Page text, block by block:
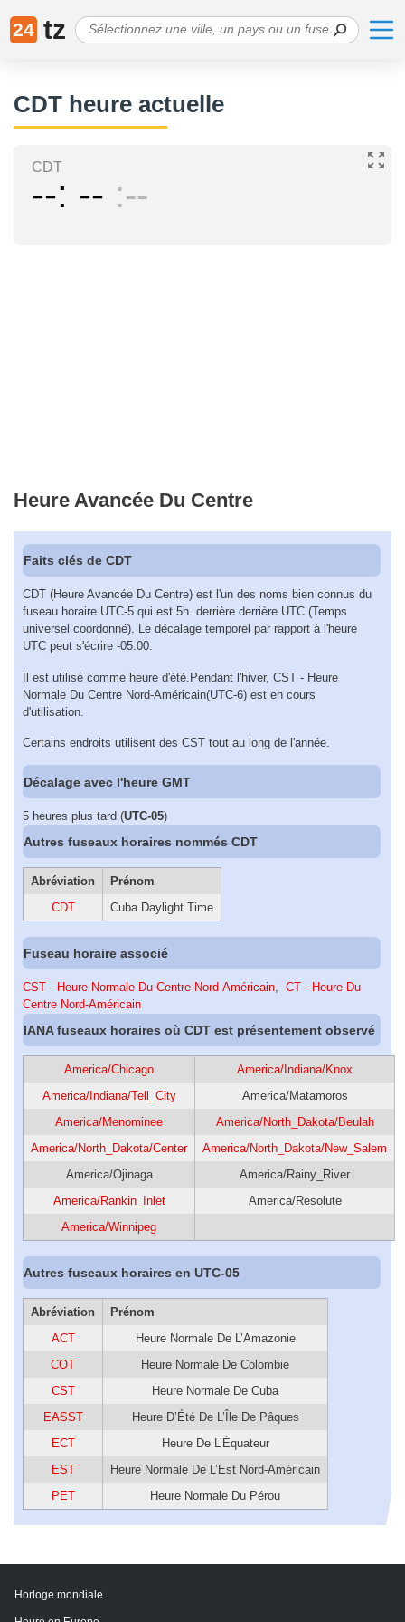
24 tz
CDT heure actuelle
CDT
-- -- --
Heure Avancée Du Centre
Faits clés de CDT
CDT (Heure Avancée Du Centre) est l'un des noms bien connus du
fuseau horaire UTC-5 qui est 5h. derrière derrière UTC (Temps
universel coordonné). Le décalage temporel par rapport à l'heure
UTC peut s'écrire -05:00.
Il est utilisé comme heure d'été.Pendant l'hiver, CST - Heure
Normale Du Centre Nord-Américain(UTC-6) est en cours
d'utilisation.
Certains endroits utilisent des CST tout au long de l'année.
Décalage avec l'heure GMT
5 heures plus tard (UTC-05)
Autres fuseaux horaires nommés CDT
Abréviation
Prénom
CDT
Cuba Daylight Time
Fuseau horaire associé
CST - Heure Normale Du Centre Nord-Américain
CT - Heure Du
Centre Nord-Américain
IANA fuseaux horaires où CDT est présentement observé
America/Chicago
America/Indiana/Knox
America/Indiana/Tell_City
America/Matamoros
America/Menominee
America/North_Dakota/Beulah
America/North_Dakota/Center
America/North_Dakota/New_Salem
America/Ojinaga
America/Rainy_River
America/Rankin_Inlet
America/Resolute
America/Winnipeg
Autres fuseaux horaires en UTC-05
Abréviation
Prénom
ACT
Heure Normale De L’Amazonie
COT
Heure Normale De Colombie
CST
Heure Normale De Cuba
EASST
Heure D’Été De L’Île De Pâques
ECT
Heure De L’Équateur
EST
Heure Normale De L’Est Nord-Américain
PET
Heure Normale Du Pérou
Horloge mondiale